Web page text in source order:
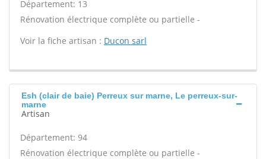
Département: 13
Rénovation électrique complète ou partielle -
Voir la fiche artisan : Ducon sarl
Esh (clair de baie) Perreux sur marne, Le perreux-sur-
marne
Artisan
Département: 94
Rénovation électrique complète ou partielle -